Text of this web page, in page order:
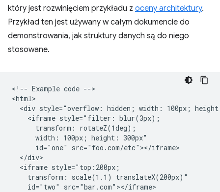
który jest rozwinięciem przykładu z oceny architektury.
Przykład ten jest używany w całym dokumencie do
demonstrowania, jak struktury danych są do niego
stosowane.
<!-- Example code -->
<html>
<div style="overflow: hidden; width: 100px;
    <iframe style="filter: blur(3px);
      transform: rotateZ(1deg);
      width: 100px; height: 300px"
      id="one" src="foo.com/etc"></iframe>
  </div>
  <iframe style="top:200px;
    transform: scale(1.1) translateX(200px)"
    id="two" src="bar.com"></iframe>